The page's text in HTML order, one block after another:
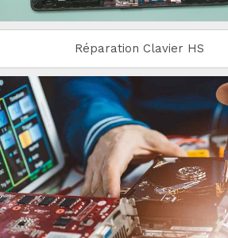
Réparation Clavier HS